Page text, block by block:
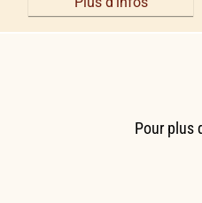
Pour plus